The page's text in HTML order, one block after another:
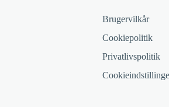
Brugervilkår
Cookiepolitik
Privatlivspolitik